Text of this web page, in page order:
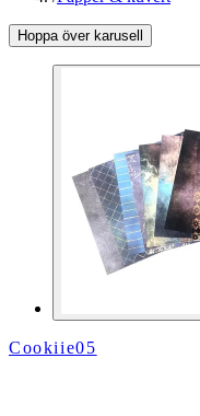
Hoppa över karusell
Cookiie05